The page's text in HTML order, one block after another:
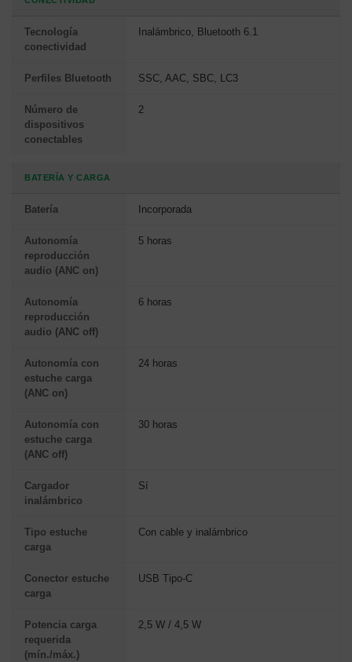
Tecnología
conectividad
Inalámbrico, Bluetooth 6.1
Perfiles Bluetooth SSC, AAC, SBC, LC3
Número de
dispositivos
conectables
2
BATERÍA Y CARGA
Batería Incorporada
Autonomía
reproducción
audio (ANC on)
5 horas
Autonomía
reproducción
audio (ANC off)
6 horas
Autonomía con
estuche carga
(ANC on)
24 horas
Autonomía con
estuche carga
(ANC off)
30 horas
Cargador
inalámbrico
Sí
Tipo estuche
carga
Con cable y inalámbrico
Conector estuche
carga
USB Tipo-C
Potencia carga
requerida
(mín./máx.)
2,5 W / 4,5 W